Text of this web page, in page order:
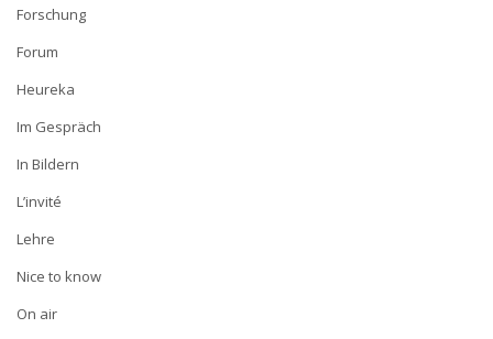
Forschung
Forum
Heureka
Im Gespräch
In Bildern
L’invité
Lehre
Nice to know
On air